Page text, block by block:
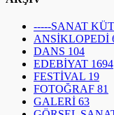
-----SANAT
ANSİKLOPEDİ
DANS 104
EDEBİYAT 1694
FESTİVAL 19
FOTOĞRAF 81
GALERİ 63